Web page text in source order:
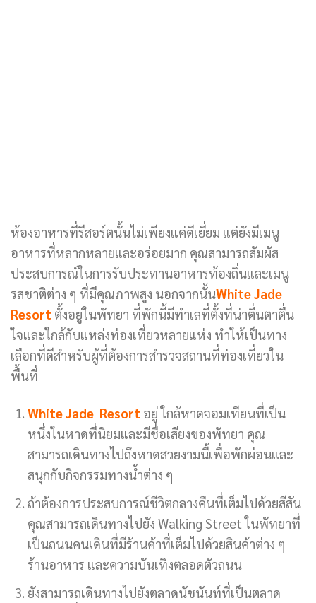
ห้องอาหารที่รีสอร์ตนั้นไม่เพียงแค่ดีเยี่ยม แต่ยังมีเมนู
อาหารที่หลากหลายและอร่อยมาก คุณสามารถสัมผัส
ประสบการณ์ในการรับประทานอาหารท้องถิ่นและเมนู
รสชาติต่าง ๆ ที่มีคุณภาพสูง นอกจากนั้นWhite Jade
Resort ตั้งอยู่ในพัทยา ที่พักนี้มีทำเลที่ตั้งที่น่าตื่นตาตื่น
ใจและใกล้กับแหล่งท่องเที่ยวหลายแห่ง ทำให้เป็นทาง
เลือกที่ดีสำหรับผู้ที่ต้องการสำรวจสถานที่ท่องเที่ยวใน
พื้นที่
White Jade Resort อยู่ ใกล้หาดจอมเทียนที่เป็น
หนึ่งในหาดที่นิยมและมีชื่อเสียงของพัทยา คุณ
สามารถเดินทางไปถึงหาดสวยงามนี้เพื่อพักผ่อนและ
สนุกกับกิจกรรมทางน้ำต่าง ๆ
ถ้าต้องการประสบการณ์ชีวิตกลางคืนที่เต็มไปด้วยสีสัน
คุณสามารถเดินทางไปยัง Walking Street ในพัทยาที่
เป็นถนนคนเดินที่มีร้านค้าที่เต็มไปด้วยสินค้าต่าง ๆ
ร้านอาหาร และความบันเทิงตลอดตัวถนน
ยังสามารถเดินทางไปยังตลาดนัชนันท์ที่เป็นตลาด